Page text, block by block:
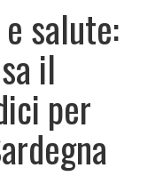
salute:
il
per